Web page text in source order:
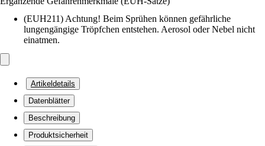
(EUH211) Achtung! Beim Sprühen können gefährliche
lungengängige Tröpfchen entstehen. Aerosol oder Nebel nicht
einatmen.
Artikeldetails
Datenblätter
Beschreibung
Produktsicherheit